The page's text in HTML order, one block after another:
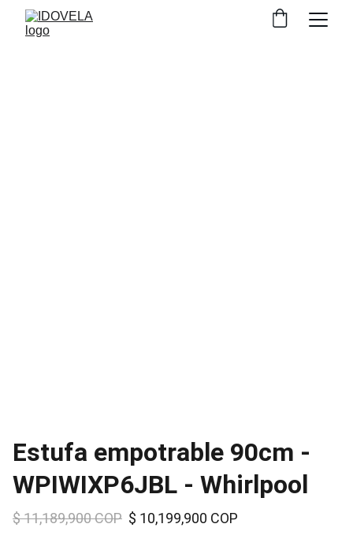
Estufa empotrable 90cm -
WPIWIXP6JBL - Whirlpool
$ 11,189,900 COP $ 10,199,900 COP